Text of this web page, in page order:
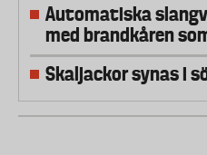
Automatiska
med brandkåren
Skaljackor synas i